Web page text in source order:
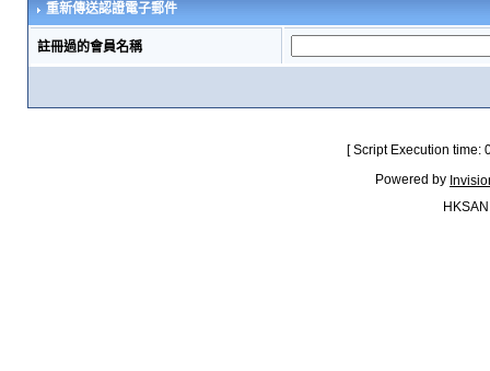
重新傳送認證電子郵件
註冊過的會員名稱
[ Script Execution
Powered by